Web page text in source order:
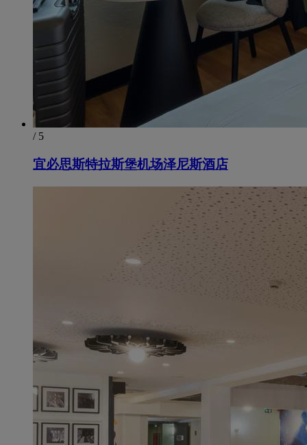
/ 5
宜必思斯特拉斯堡机场泽尼斯酒店